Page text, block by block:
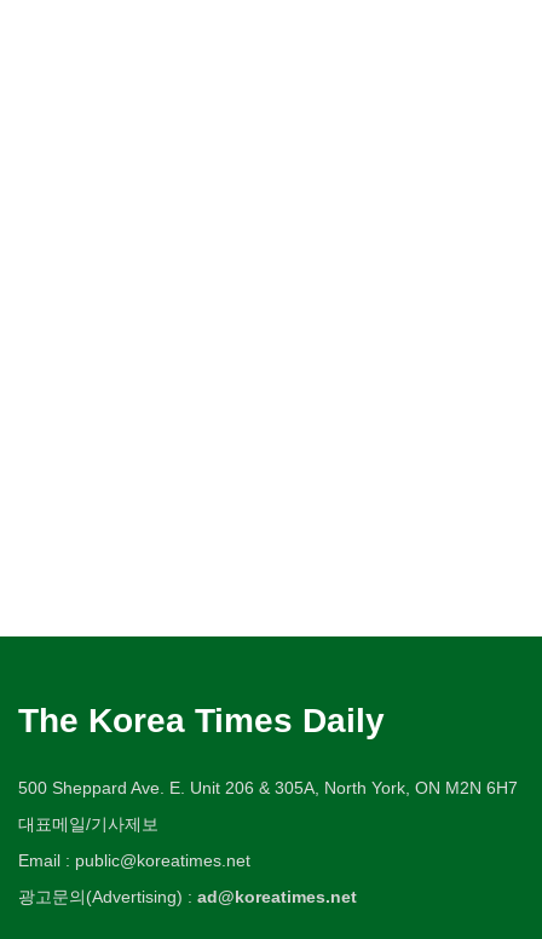
The Korea Times Daily
500 Sheppard Ave. E. Unit 206 & 305A, North York, ON M2N 6H7
대표메일/기사제보
Email : public@koreatimes.net
광고문의(Advertising) : ad@koreatimes.net